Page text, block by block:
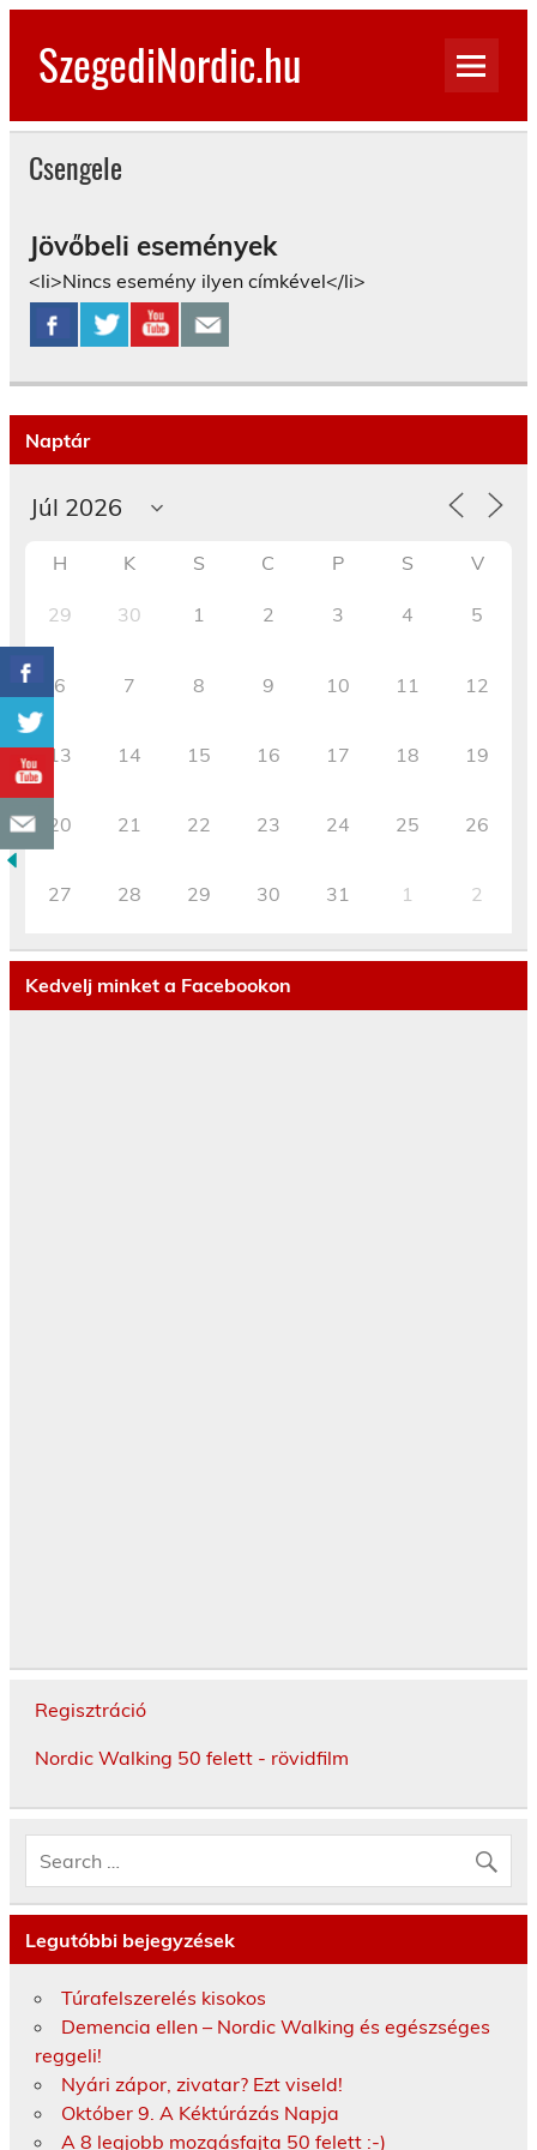
Skip
contentSzegediNordic.hu
Csengele
Jövőbeli események
<li>Nincs esemény ilyen címkével</li>
Naptár
H K S C P S V
29 30 1 2 3 4 5
6 7 8 9 10 11 12
13 14 15 16 17 18 19
20 21 22 23 24 25 26
27 28 29 30 31 1 2
Kedvelj minket a Facebookon
Regisztráció
Nordic Walking 50 felett - rövidfilm
Legutóbbi bejegyzések
Túrafelszerelés kisokos
Demencia ellen – Nordic Walking és egészséges
reggeli!
Nyári zápor, zivatar? Ezt viseld!
Október 9. A Kéktúrázás Napja
A 8 legjobb mozgásfajta 50 felett :-)